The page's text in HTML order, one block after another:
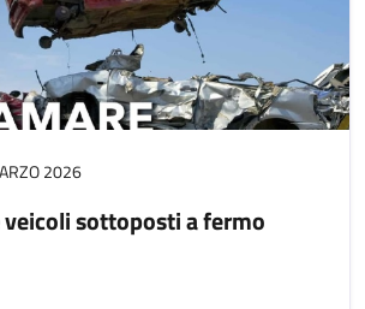
2026
sottoposti a fermo